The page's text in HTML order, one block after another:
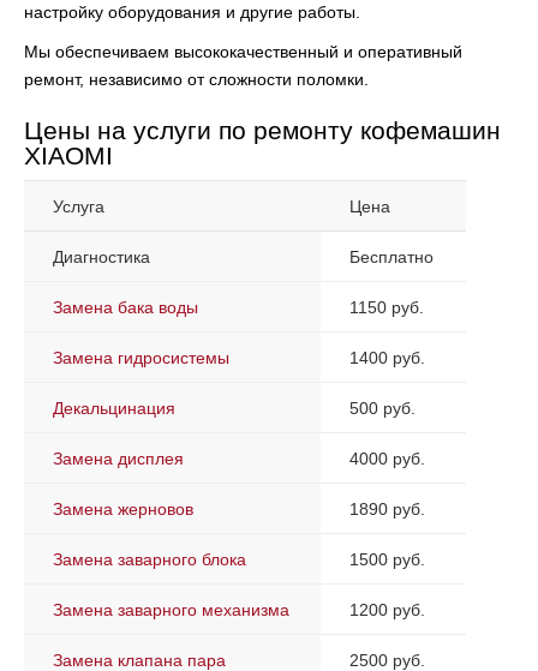
настройку оборудования и другие работы.
Мы обеспечиваем высококачественный и оперативный
ремонт, независимо от сложности поломки.
Цены на услуги по ремонту кофемашин
XIAOMI
Услуга Цена
Диагностика Бесплатно
Замена бака воды 1150 руб.
Замена гидросистемы 1400 руб.
Декальцинация 500 руб.
Замена дисплея 4000 руб.
Замена жерновов 1890 руб.
Замена заварного блока 1500 руб.
Замена заварного механизма 1200 руб.
Замена клапана пара 2500 руб.